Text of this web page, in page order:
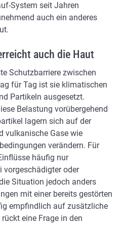
System seit Jahren
auch ein anderes
auch die Haut
Schutzbarriere zwischen
für Tag ist sie klimatischen
Partikeln ausgesetzt.
Belastung vorübergehend
lagern sich auf der
vulkanische Gase wie
verändern. Für
häufig nur
vorgeschädigter oder
Situation jedoch anders
mit einer bereits gestörten
empfindlich auf zusätzliche
eine Frage in den